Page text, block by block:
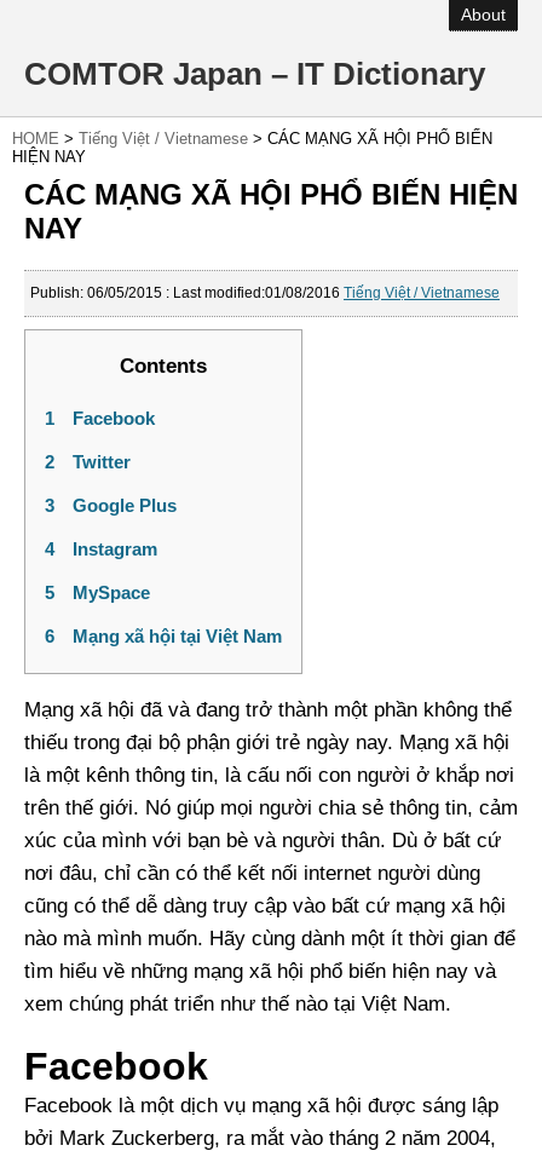
About
COMTOR Japan – IT Dictionary
HOME > Tiếng Việt / Vietnamese > CÁC MẠNG XÃ HỘI PHỔ BIẾN
HIỆN NAY
CÁC MẠNG XÃ HỘI PHỔ BIẾN HIỆN
NAY
Publish: 06/05/2015 : Last modified:01/08/2016 Tiếng Việt / Vietnamese
Contents
1 Facebook
2 Twitter
3 Google Plus
4 Instagram
5 MySpace
6 Mạng xã hội tại Việt Nam
Mạng xã hội đã và đang trở thành một phần không thể
thiếu trong đại bộ phận giới trẻ ngày nay. Mạng xã hội
là một kênh thông tin, là cấu nối con người ở khắp nơi
trên thế giới. Nó giúp mọi người chia sẻ thông tin, cảm
xúc của mình với bạn bè và người thân. Dù ở bất cứ
nơi đâu, chỉ cần có thể kết nối internet người dùng
cũng có thể dễ dàng truy cập vào bất cứ mạng xã hội
nào mà mình muốn. Hãy cùng dành một ít thời gian để
tìm hiểu về những mạng xã hội phổ biến hiện nay và
xem chúng phát triển như thế nào tại Việt Nam.
Facebook
Facebook là một dịch vụ mạng xã hội được sáng lập
bởi Mark Zuckerberg, ra mắt vào tháng 2 năm 2004,